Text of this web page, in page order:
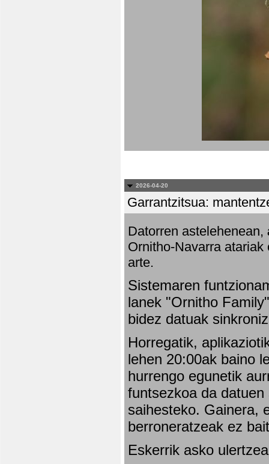
2026-04-20
Garrantzitsua:
Datorren astelehenean,
Ornitho-Navarra
arte.
Sistemaren
lanek "Ornitho
bidez datuak
Horregatik,
lehen 20:00ak baino
hurrengo egunetik
funtsezkoa da
saihesteko. Gainera,
berroneratzeak ez
Eskerrik asko